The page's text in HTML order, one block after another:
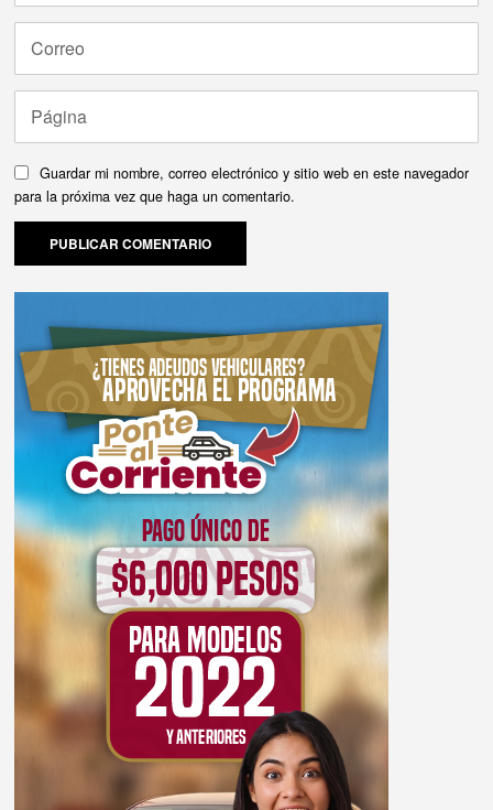
Guardar mi nombre, correo electrónico y sitio web en este navegador
para la próxima vez que haga un comentario.